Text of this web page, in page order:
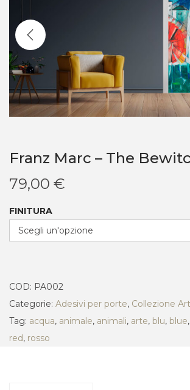
Franz Marc – The
79,00 €
FINITURA
COD: PA002
Categorie: Adesivi per porte, Collezione
Tag: acqua, animale, animali, arte, blu, blue,
red, rosso